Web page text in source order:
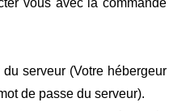
serveur (Votre hébergeur
de passe du serveur).